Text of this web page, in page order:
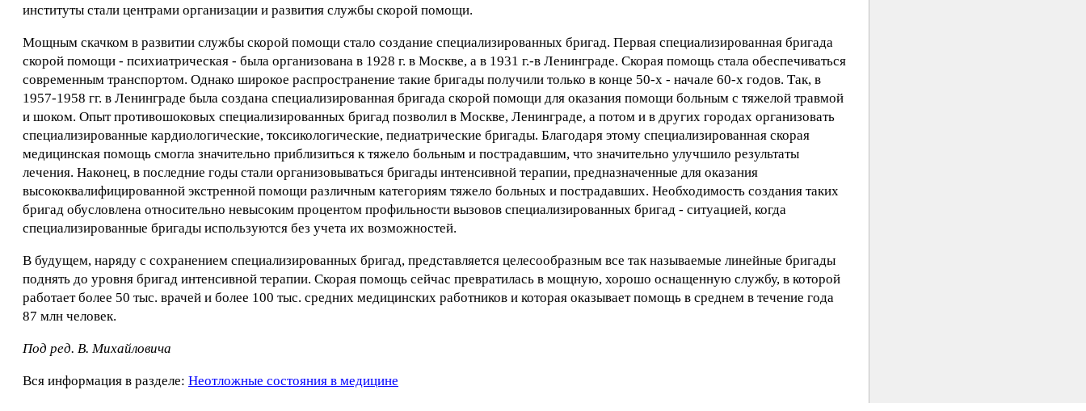
институты стали центрами организации и развития службы скорой помощи.
Мощным скачком в развитии службы скорой помощи стало создание специализированных бригад. Первая специализированная бригада
скорой помощи - психиатрическая - была организована в 1928 г. в Москве, а в 1931 г.-в Ленинграде. Скорая помощь стала обеспечиваться
современным транспортом. Однако широкое распространение такие бригады получили только в конце 50-х - начале 60-х годов. Так, в
1957-1958 гг. в Ленинграде была создана специализированная бригада скорой помощи для оказания помощи больным с тяжелой травмой
и шоком. Опыт противошоковых специализированных бригад позволил в Москве, Ленинграде, а потом и в других городах организовать
специализированные кардиологические, токсикологические, педиатрические бригады. Благодаря этому специализированная скорая
медицинская помощь смогла значительно приблизиться к тяжело больным и пострадавшим, что значительно улучшило результаты
лечения. Наконец, в последние годы стали организовываться бригады интенсивной терапии, предназначенные для оказания
высококвалифицированной экстренной помощи различным категориям тяжело больных и пострадавших. Необходимость создания таких
бригад обусловлена относительно невысоким процентом профильности вызовов специализированных бригад - ситуацией, когда
специализированные бригады используются без учета их возможностей.
В будущем, наряду с сохранением специализированных бригад, представляется целесообразным все так называемые линейные бригады
поднять до уровня бригад интенсивной терапии. Скорая помощь сейчас превратилась в мощную, хорошо оснащенную службу, в которой
работает более 50 тыс. врачей и более 100 тыс. средних медицинских работников и которая оказывает помощь в среднем в течение года
87 млн человек.
Под ред. В. Михайловича
Вся информация в разделе: Неотложные состояния в медицине